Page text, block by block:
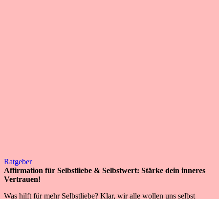
Ratgeber
Affirmation für Selbstliebe & Selbstwert: Stärke dein inneres
Vertrauen!
Was hilft für mehr Selbstliebe? Klar, wir alle wollen uns selbst